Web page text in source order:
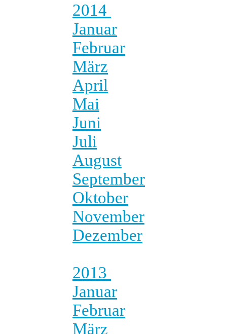
2014
Januar
Februar
März
April
Mai
Juni
Juli
August
September
Oktober
November
Dezember
2013
Januar
Februar
März